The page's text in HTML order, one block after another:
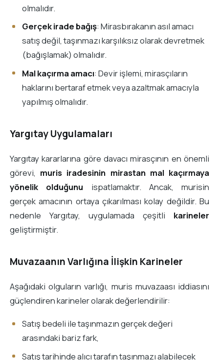
olmalıdır.
Gerçek irade bağış: Mirasbırakanın asıl amacı
satış değil, taşınmazı karşılıksız olarak devretmek
(bağışlamak) olmalıdır.
Mal kaçırma amacı: Devir işlemi, mirasçıların
haklarını bertaraf etmek veya azaltmak amacıyla
yapılmış olmalıdır.
Yargıtay Uygulamaları
Yargıtay kararlarına göre davacı mirasçının en önemli
görevi, muris iradesinin mirastan mal kaçırmaya
yönelik olduğunu ispatlamaktır. Ancak, murisin
gerçek amacının ortaya çıkarılması kolay değildir. Bu
nedenle Yargıtay, uygulamada çeşitli karineler
geliştirmiştir.
Muvazaanın Varlığına İlişkin Karineler
Aşağıdaki olguların varlığı, muris muvazaası iddiasını
güçlendiren karineler olarak değerlendirilir:
Satış bedeli ile taşınmazın gerçek değeri
arasındaki bariz fark,
Satış tarihinde alıcı tarafın taşınmazı alabilecek